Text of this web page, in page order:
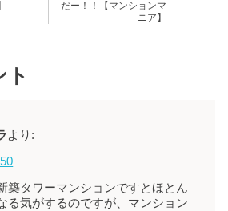
だー！！【マンションマ
ニア】
より:
築タワーマンションですとほとん
る気がするのですが、マンション